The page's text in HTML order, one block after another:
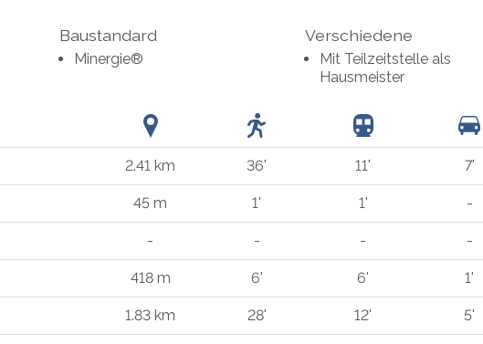
Baustandard
Minergie®
Verschiedene
Mit Teilzeitstelle als
Hausmeister
2.41 km 36' 11' 7'
45 m 1' 1' -
- - - -
418 m 6' 6' 1'
1.83 km 28' 12' 5'